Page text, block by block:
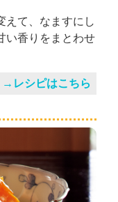
えて、なますにし
い香りをまとわせ
→レシピはこちら